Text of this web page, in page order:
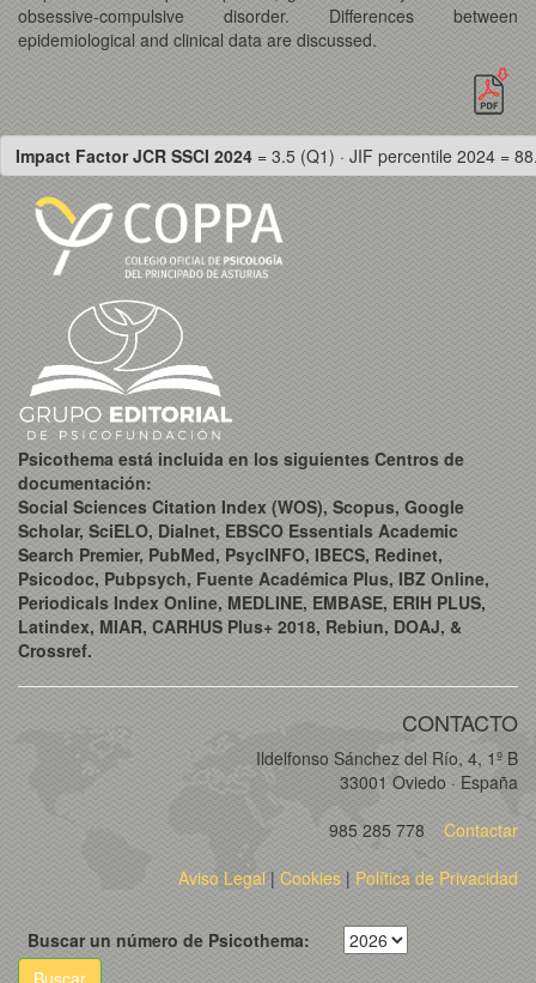
obsessive-compulsive disorder. Differences between
epidemiological and clinical data are discussed.
Impact Factor JCR SSCI 2024 = 3.5 (Q1) · JIF percentile 2024 =
Psicothema está incluida en los siguientes Centros de
documentación:
Social Sciences Citation Index (WOS), Scopus, Google
Scholar, SciELO, Dialnet, EBSCO Essentials Academic
Search Premier, PubMed, PsycINFO, IBECS, Redinet,
Psicodoc, Pubpsych, Fuente Académica Plus, IBZ Online,
Periodicals Index Online, MEDLINE, EMBASE, ERIH PLUS,
Latindex, MIAR, CARHUS Plus+ 2018, Rebiun, DOAJ, &
Crossref.
CONTACTO
Ildelfonso Sánchez del Río, 4, 1º B
33001 Oviedo · España
985 285 778
Contactar
Aviso Legal| Cookies | Política de Privacidad
Buscar un número de Psicothema:
Buscar